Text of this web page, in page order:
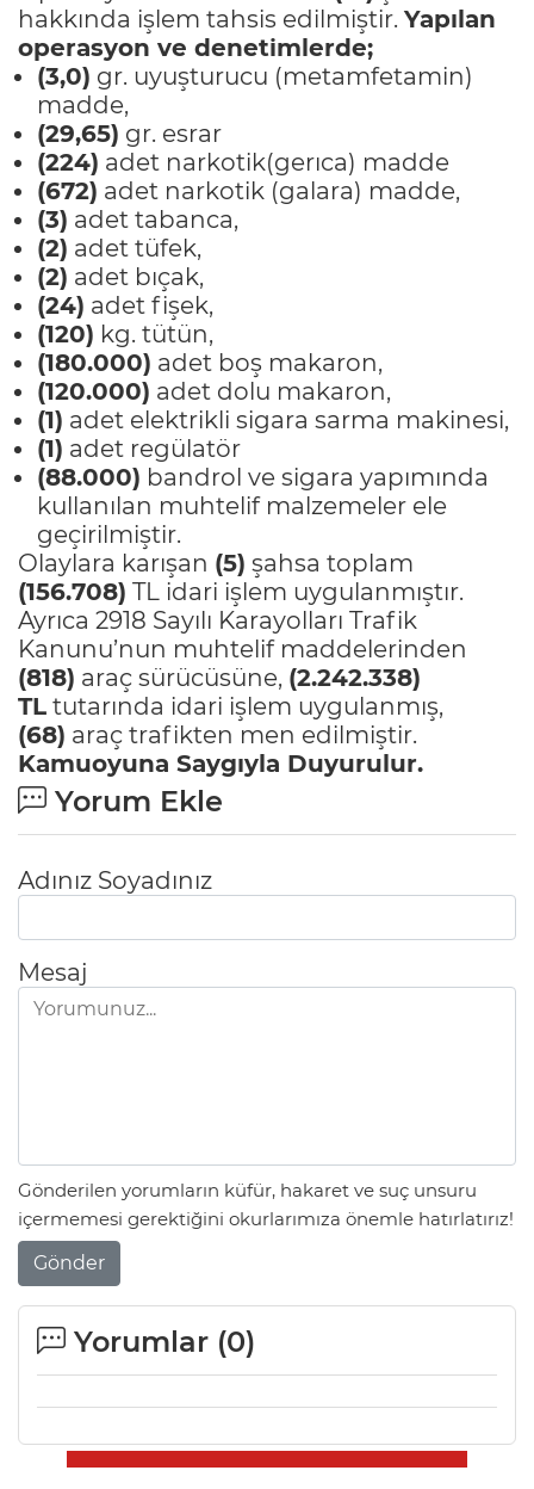
hakkında işlem tahsis edilmiştir. Yapılan
operasyon ve denetimlerde;
(3,0) gr. uyuşturucu (metamfetamin)
madde,
(29,65) gr. esrar
(224) adet narkotik(gerıca) madde
(672) adet narkotik (galara) madde,
(3) adet tabanca,
(2) adet tüfek,
(2) adet bıçak,
(24) adet fişek,
(120) kg. tütün,
(180.000) adet boş makaron,
(120.000) adet dolu makaron,
(1) adet elektrikli sigara sarma makinesi,
(1) adet regülatör
(88.000) bandrol ve sigara yapımında
kullanılan muhtelif malzemeler ele
geçirilmiştir.
Olaylara karışan (5) şahsa toplam
(156.708) TL idari işlem uygulanmıştır.
Ayrıca 2918 Sayılı Karayolları Trafik
Kanunu’nun muhtelif maddelerinden
(818) araç sürücüsüne, (2.242.338)
TL tutarında idari işlem uygulanmış,
(68) araç trafikten men edilmiştir.
Kamuoyuna Saygıyla Duyurulur.
Yorum Ekle
Adınız Soyadınız
Mesaj
Gönderilen yorumların küfür, hakaret ve suç unsuru
içermemesi gerektiğini okurlarımıza önemle hatırlatırız!
Gönder
Yorumlar (0)